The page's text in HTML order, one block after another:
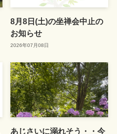
8月8日(土)の坐禅会中止の
お知らせ
2026年07月08日
あじさいに溺れそう・・今